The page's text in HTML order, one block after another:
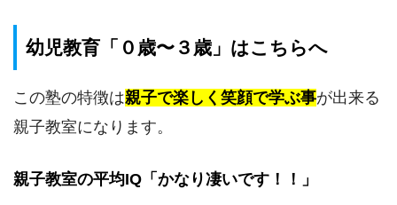
幼児教育「０歳〜３歳」はこちらへ
この塾の特徴は親子で楽しく笑顔で学ぶ事が出来る
親子教室になります。
親子教室の平均IQ「かなり凄いです！！」